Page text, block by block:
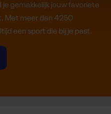
je gemakkelijk jouw favoriete
Met meer dan 4250
een sport die bij je past.